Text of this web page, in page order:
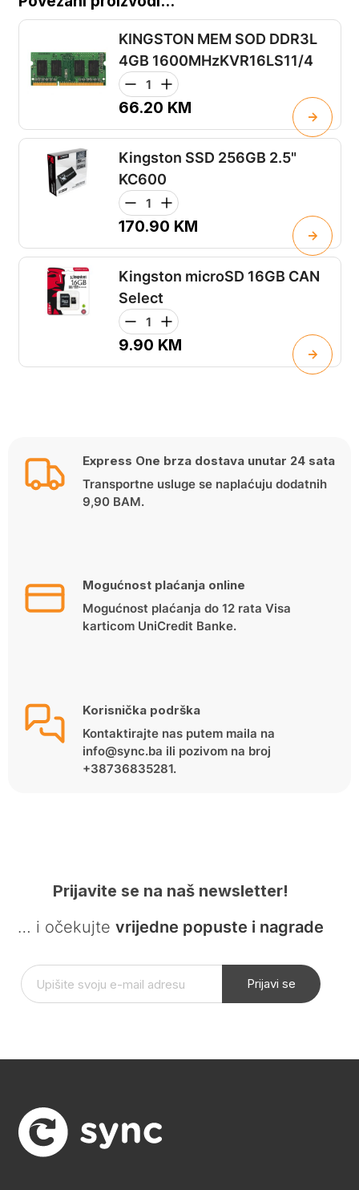
KINGSTON MEM SOD DDR3L
4GB 1600MHzKVR16LS11/4
66.20 KM
Kingston SSD 256GB 2.5"
KC600
170.90 KM
Kingston microSD 16GB CAN
Select
9.90 KM
Express One brza dostava unutar 24 sata
Transportne usluge se naplaćuju dodatnih
9,90 BAM.
Mogućnost plaćanja online
Mogućnost plaćanja do 12 rata Visa
karticom UniCredit Banke.
Korisnička podrška
Kontaktirajte nas putem maila na
info@sync.ba ili pozivom na broj
+38736835281.
Prijavite se na naš newsletter!
… i očekujte vrijedne popuste i nagrade
Prijavi se